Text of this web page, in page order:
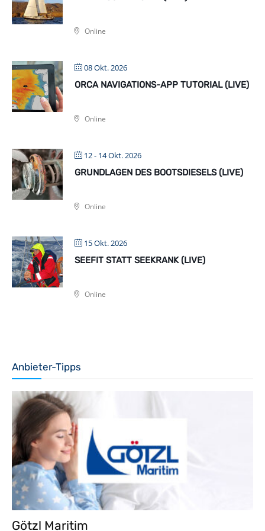
Online
08 Okt. 2026
ORCA NAVIGATIONS-APP TUTORIAL (LIVE)
Online
12 - 14 Okt. 2026
GRUNDLAGEN DES BOOTSDIESELS (LIVE)
Online
15 Okt. 2026
SEEFIT STATT SEEKRANK (LIVE)
Online
Anbieter-Tipps
Götzl Maritim